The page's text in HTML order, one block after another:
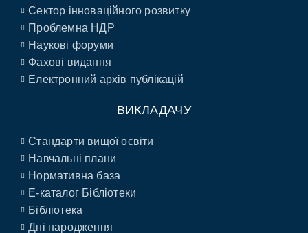
Сектор інноваційного розвитку
Проблемна НДР
Наукові форуми
Фахові видання
Електронний архів публікацій
ВИКЛАДАЧУ
Стандарти вищої освіти
Навчальні плани
Нормативна база
E-каталог Бібліотеки
Бібліотека
Дні народження